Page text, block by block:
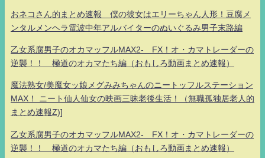
おネコさん的まとめ速報 僕の彼女はエリーちゃん人形！豆腐メ
ンタルメンヘラ電波中年アルバイターのぬいぐるみ男子末路編
乙女系腐男子のオカマッフルMAX2- FX！オ・カマトレーダーの
逆襲！！ 極道のオカマたち編（おもしろ動画まとめ速報）
魔法熟女/美魔女ッ娘メグみみちゃんのニートッフルステーション
MAX！ ニート仙人仙女の映画三昧老後生活！（無職孤独居老人的
まとめ速報Z)]
乙女系腐男子のオカマッフルMAX2- FX！オ・カマトレーダーの
逆襲！！ 極道のオカマたち編（おもしろ動画まとめ速報）